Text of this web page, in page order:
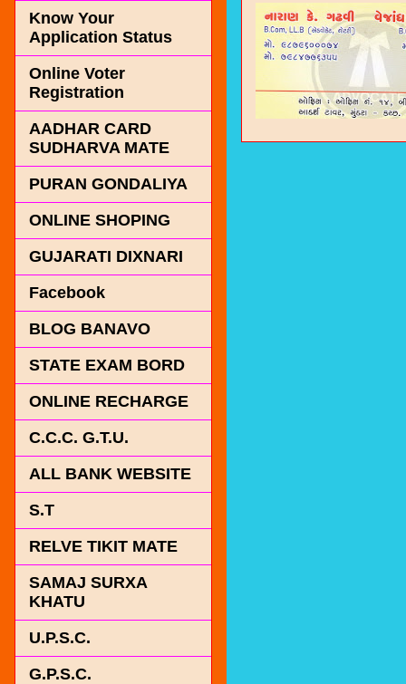
Know Your
Application Status
Online Voter
Registration
AADHAR CARD
SUDHARVA MATE
PURAN GONDALIYA
ONLINE SHOPING
GUJARATI DIXNARI
Facebook
BLOG BANAVO
STATE EXAM BORD
ONLINE RECHARGE
C.C.C. G.T.U.
ALL BANK WEBSITE
S.T
RELVE TIKIT MATE
SAMAJ SURXA
KHATU
U.P.S.C.
G.P.S.C.